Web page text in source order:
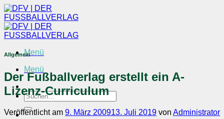
Zum
Inhalt
springen
Menü
Menü
Suchen
nach:
Allgemein
Der Fußballverlag erstellt ein A-
Lizenz-Curriculum
Veröffentlicht am 9. März 200913. Juli 2019 von Administrator